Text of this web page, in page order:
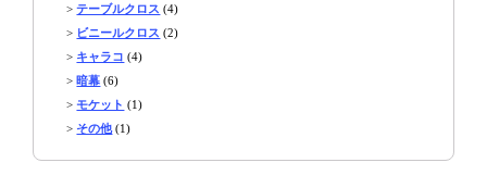
>テーブルクロス (4)
> ビニールクロス (2)
> キャラコ (4)
>暗幕 (6)
>モケット (1)
> その他(1)